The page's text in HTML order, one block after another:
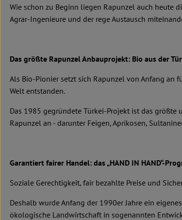
Wie schon zu Beginn liegen Rapunzel auch heute
Agrar-Ingenieure und der rege Austausch
Das größte Rapunzel Anbauprojekt: Bio aus der
Als Bio-Pionier setzt sich Rapunzel von Anfang an
Welt entstanden.
Das 1985 gegründete Türkei-Projekt ist das größte
Rapunzel an - darunter Feigen, Aprikosen,
Garantiert fairer Handel: das „HAND IN HAND“-
Soziale Gerechtigkeit, fair bezahlte Preise und
Deshalb wurde Anfang der 1990er Jahre ein
ökologische Landwirtschaft in sogenannten